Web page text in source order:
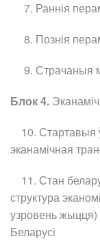
7. Раннія
8. Познія
9. Страчаныя
Блок 4.
10. Стартавыя
эканамічная
11. Стан
структура
узровень
Беларусі